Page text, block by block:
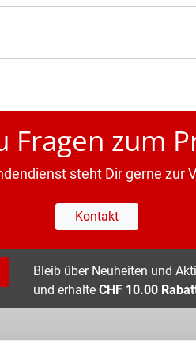
Fragen zum
steht Dir gerne zur
Kontakt
Bleib über Neuheiten und
und erhalte CHF 10.00